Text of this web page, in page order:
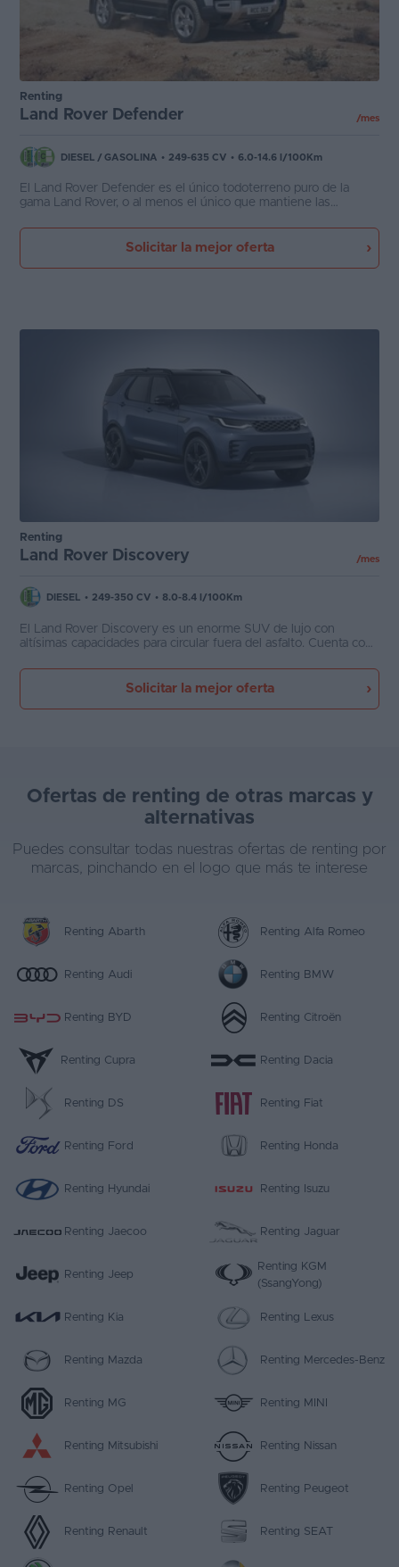
Renting
Land Rover Defender /mes
DIESEL / GASOLINA • 249-635 CV • 6.0-14.6 l/100Km
El Land Rover Defender es el único todoterreno puro de la
gama Land Rover, o al menos el único que mantiene las
El Defender cuenta con todos los elementos técnicos para
convertirse en un todoterreno moderno y tecnológico sin dar la
Solicitar la mejor oferta
Renting
Land Rover Discovery /mes
DIESEL • 249-350 CV • 8.0-8.4 l/100Km
El Land Rover Discovery es un enorme SUV de lujo con
altísimas capacidades para circular fuera del asfalto. Cuenta con
Land Rover para circular por diferentes superficies y una
sensación de control absoluta en pendientes. En carretera es un
Solicitar la mejor oferta
Ofertas de renting de otras marcas y
alternativas
Puedes consultar todas nuestras ofertas de renting por
marcas, pinchando en el logo que más te interese
Renting Abarth Renting Alfa Romeo
Renting Audi Renting BMW
Renting BYD Renting Citroën
Renting Cupra Renting Dacia
Renting DS Renting Fiat
Renting Ford Renting Honda
Renting Hyundai Renting Isuzu
Renting Jaecoo Renting Jaguar
Renting Jeep
Renting KGM
(SsangYong)
Renting Kia Renting Lexus
Renting Mazda Renting Mercedes-Benz
Renting MG Renting MINI
Renting Mitsubishi Renting Nissan
Renting Opel Renting Peugeot
Renting Renault Renting SEAT